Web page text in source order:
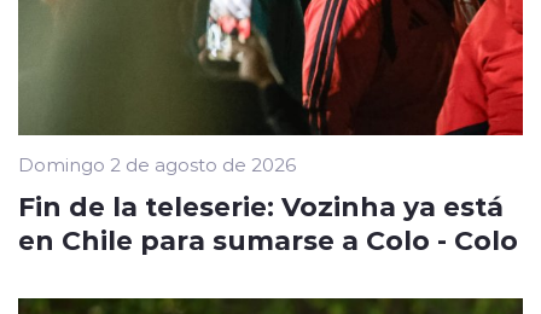
Domingo 2 de agosto de 2026
Fin de la teleserie: Vozinha ya está
en Chile para sumarse a Colo - Colo